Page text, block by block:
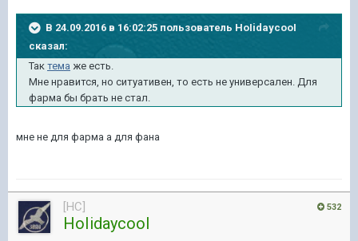
В 24.09.2016 в 16:02:25 пользователь HoIidaycooI
сказал:
Так тема же есть.
Мне нравится, но ситуативен, то есть не универсален. Для
фарма бы брать не стал.
мне не для фарма а для фана
532
[HC]
HoIidaycooI